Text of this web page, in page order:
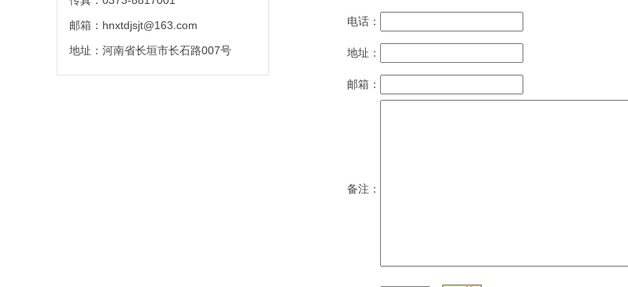
邮箱：hnxtdjsjt@163.com
地址：河南省长垣市长石路007号
电话：
地址：
邮箱：
备注：